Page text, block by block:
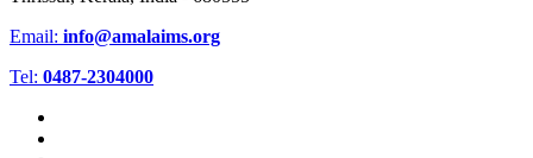
Email: info@amalaims.org
Tel: 0487-2304000